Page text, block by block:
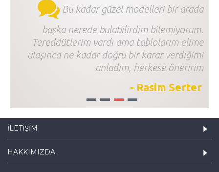
Bu kadar güzel modelleri bir arada
başka nerede bulabilirdim bilemiyorum.
Tereddütlerim vardı ama tablolarım elime
ulaşınca ne kadar doğru bir karar verdiğimi
anladım, herkese öneririm
- Rasim Serter
1 2 3 4
İLETIŞIM
HAKKIMIZDA